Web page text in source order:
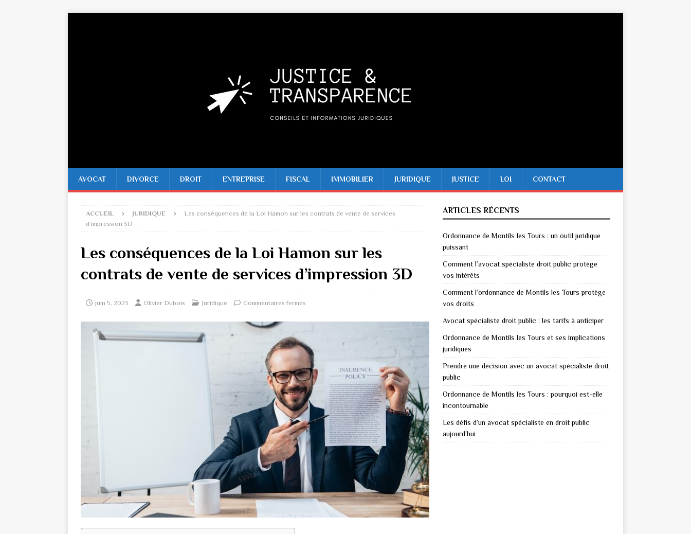
AVOCAT DIVORCE DROIT ENTREPRISE FISCAL IMMOBILIER JURIDIQUE JUSTICE LOI CONTACT
ACCUEIL JURIDIQUE
Les conséquences de la Loi Hamon sur les contrats de vente de services
d’impression 3D
Les conséquences de la Loi Hamon sur les
contrats de vente de services d’impression 3D
juin 5, 2023 Olivier Dubois Juridique Commentaires fermés
ARTICLES RÉCENTS
Ordonnance de Montils les Tours : un outil juridique
puissant
Comment l’avocat spécialiste droit public protège
vos intérêts
Comment l’ordonnance de Montils les Tours protège
vos droits
Avocat spécialiste droit public : les tarifs à anticiper
Ordonnance de Montils les Tours et ses implications
juridiques
Prendre une décision avec un avocat spécialiste droit
public
Ordonnance de Montils les Tours : pourquoi est-elle
incontournable
Les défis d’un avocat spécialiste en droit public
aujourd’hui